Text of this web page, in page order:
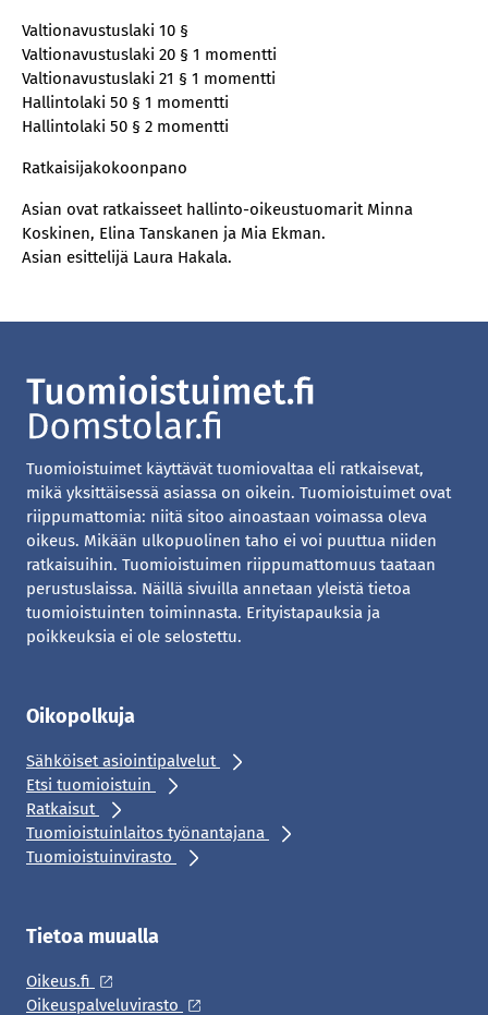
Valtionavustuslaki 10 §
Valtionavustuslaki 20 § 1 momentti
Valtionavustuslaki 21 § 1 momentti
Hallintolaki 50 § 1 momentti
Hallintolaki 50 § 2 momentti
Ratkaisijakokoonpano
Asian ovat ratkaisseet hallinto-oikeustuomarit Minna
Koskinen, Elina Tanskanen ja Mia Ekman.
Asian esittelijä Laura Hakala.
Tuomioistuimet käyttävät tuomiovaltaa eli ratkaisevat,
mikä yksittäisessä asiassa on oikein. Tuomioistuimet ovat
riippumattomia: niitä sitoo ainoastaan voimassa oleva
oikeus. Mikään ulkopuolinen taho ei voi puuttua niiden
ratkaisuihin. Tuomioistuimen riippumattomuus taataan
perustuslaissa. Näillä sivuilla annetaan yleistä tietoa
tuomioistuinten toiminnasta. Erityistapauksia ja
poikkeuksia ei ole selostettu.
Oikopolkuja
Sähköiset asiointipalvelut
Etsi tuomioistuin
Ratkaisut
Tuomioistuinlaitos työnantajana
Tuomioistuinvirasto
Tietoa muualla
Oikeus.fi
Oikeuspalveluvirasto